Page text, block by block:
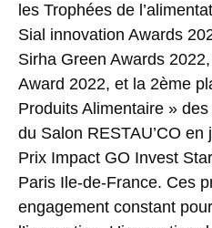
les Trophées de
Sial innovation Awards
Sirha Green Awards
Award 2022, et la 2ème
Produits Alimentaire »
du Salon RESTAU’CO
Prix Impact GO Invest
Paris Ile-de-France. Ces
engagement constant